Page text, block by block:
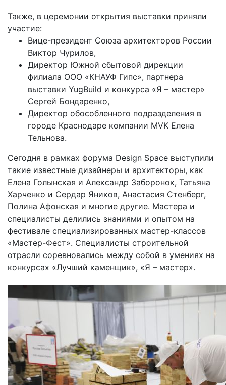
Также, в церемонии открытия выставки приняли
участие:
Вице-президент Союза архитекторов России
Виктор Чурилов,
Директор Южной сбытовой дирекции
филиала ООО «КНАУФ Гипс», партнера
выставки YugBuild и конкурса «Я – мастер»
Сергей Бондаренко,
Директор обособленного подразделения в
городе Краснодаре компании MVK Елена
Тельнова.
Сегодня в рамках форума Design Space выступили
такие известные дизайнеры и архитекторы, как
Елена Голынская и Александр Заборонок, Татьяна
Харченко и Сердар Яников, Анастасия Стенберг,
Полина Афонская и многие другие. Мастера и
специалисты делились знаниями и опытом на
фестивале специализированных мастер-классов
«Мастер-Фест». Cпециалисты строительной
отрасли соревновались между собой в умениях на
конкурсах «Лучший каменщик», «Я – мастер».